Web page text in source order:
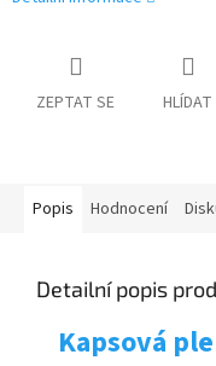
ZEPTAT SE HLÍDAT
Popis Hodnocení
Detailní popis
Kapsová